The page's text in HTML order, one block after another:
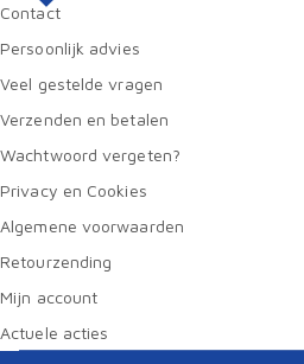
Contact
Persoonlijk advies
Veel gestelde vragen
Verzenden en betalen
Wachtwoord vergeten?
Privacy en Cookies
Algemene voorwaarden
Retourzending
Mijn account
Actuele acties